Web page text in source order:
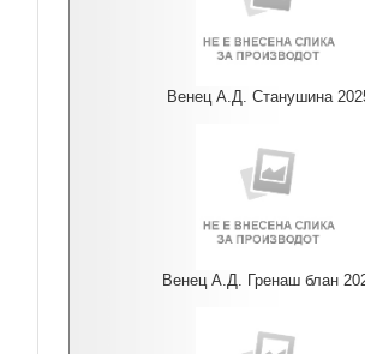
Венец А.Д. Станушина
Венец А.Д. Гренаш блан